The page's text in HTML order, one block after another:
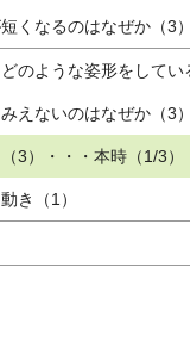
くなるのはなぜか（3
のような姿形をしてい
えないのはなぜか（3
3）・・・本時（1/3）
き（1）